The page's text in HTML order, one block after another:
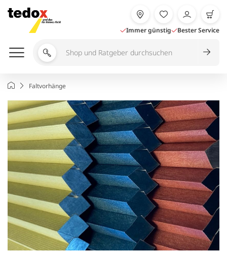
Inhalt
springen
Immer günstig Bester Service
Shop
durchsuchen
StartseiteFaltvorhänge